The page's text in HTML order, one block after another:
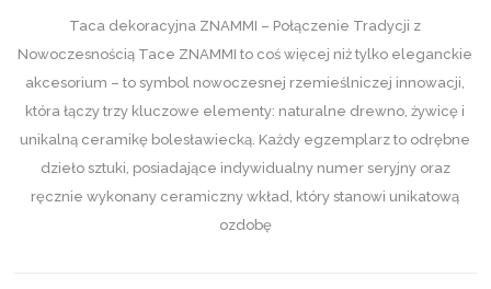
Taca dekoracyjna ZNAMMI – Połączenie Tradycji z
Nowoczesnością Tace ZNAMMI to coś więcej niż tylko eleganckie
akcesorium – to symbol nowoczesnej rzemieślniczej innowacji,
która łączy trzy kluczowe elementy: naturalne drewno, żywicę i
unikalną ceramikę bolesławiecką. Każdy egzemplarz to odrębne
dzieło sztuki, posiadające indywidualny numer seryjny oraz
ręcznie wykonany ceramiczny wkład, który stanowi unikatową
ozdobę